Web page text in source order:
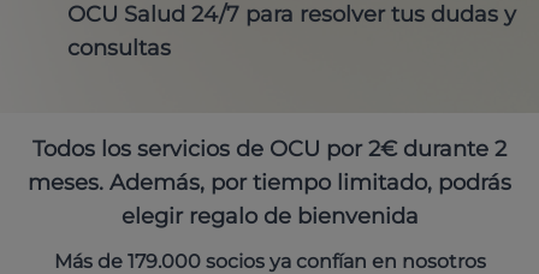
OCU Salud 24/7 para resolver tus dudas y
consultas
Todos los servicios de OCU por 2€ durante 2
meses. Además, por tiempo limitado, podrás
elegir regalo de bienvenida
Más de 179.000 socios ya confían en nosotros